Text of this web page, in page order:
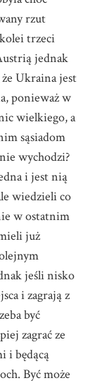
rzut
trzeci
jednak
że Ukraina jest
ponieważ w
wielkiego, a
sąsiadom
wychodzi?
i jest nią
wiedzieli co
w ostatnim
już
jeśli nisko
i zagrają z
być
zagrać ze
i będącą
Być może